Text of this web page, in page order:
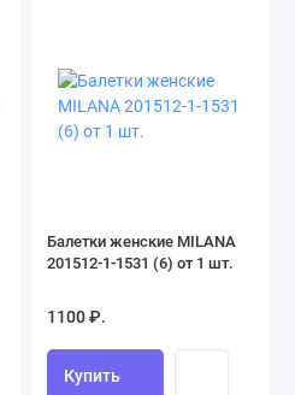
Балетки женские MILANA
201512-1-1531 (6) от 1 шт.
1100 ₽.
Купить